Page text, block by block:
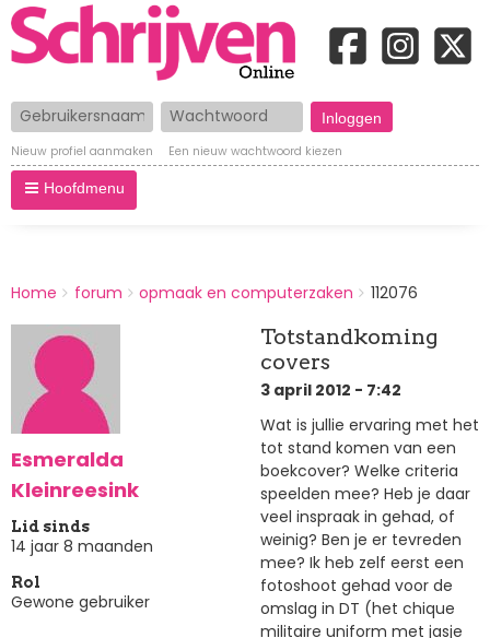
Gebruikersnaam Wachtwoord
Nieuw profiel aanmaken Een nieuw wachtwoord kiezen
Hoofdmenu
BREADCRUMBS
You
here:
Home forum opmaak en computerzaken 112076
Esmeralda
Kleinreesink
Lid sinds
14 jaar 8 maanden
Rol
Gewone gebruiker
Totstandkoming
covers
3 april 2012 - 7:42
Wat is jullie ervaring met het
tot stand komen van een
boekcover? Welke criteria
speelden mee? Heb je daar
veel inspraak in gehad, of
weinig? Ben je er tevreden
mee? Ik heb zelf eerst een
fotoshoot gehad voor de
omslag in DT (het chique
militaire uniform met jasje